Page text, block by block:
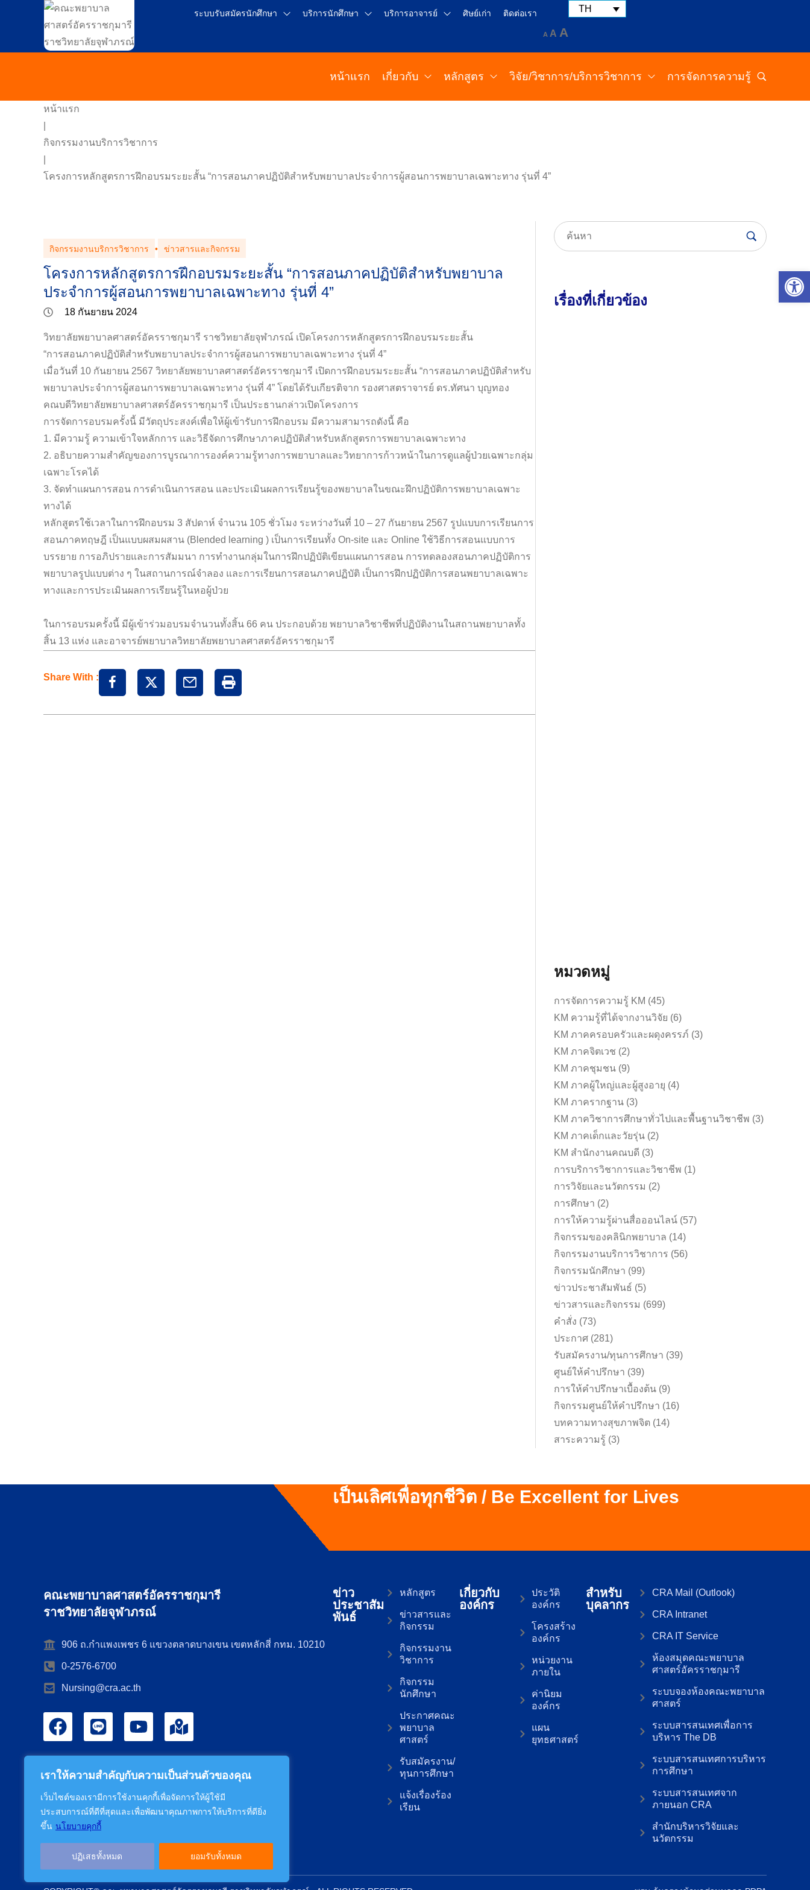
เราให้ความสำคัญกับความเป็นส่วนตัวของคุณ
เว็บไซต์ของเรามีการใช้งานคุกกี้เพื่อจัดการให้ผู้ใช้มี
ประสบการณ์ที่ดีที่สุดและเพื่อพัฒนาคุณภาพการให้บริการที่ดียิ่ง
ขึ้น นโยบายคุกกี้
ปฏิเสธทั้งหมด ยอมรับทั้งหมด
ระบบรับสมัครนักศึกษา บริการนักศึกษา บริการอาจารย์ ศิษย์เก่า ติดต่อเรา
A A A
TH
หน้าแรก เกี่ยวกับ หลักสูตร วิจัย/วิชาการ/บริการวิชาการ การจัดการความรู้
หน้าแรก
กิจกรรมงานบริการวิชาการ
โครงการหลักสูตรการฝึกอบรมระยะสั้น “การสอนภาคปฏิบัติสำหรับพยาบาลประจำการผู้สอนการพยาบาลเฉพาะทาง รุ่นที่ 4”
กิจกรรมงานบริการวิชาการ • ข่าวสารและกิจกรรม
โครงการหลักสูตรการฝึกอบรมระยะสั้น “การสอนภาคปฏิบัติสำหรับพยาบาล
ประจำการผู้สอนการพยาบาลเฉพาะทาง รุ่นที่ 4”
18 กันยายน 2024
วิทยาลัยพยาบาลศาสตร์อัครราชกุมารี ราชวิทยาลัยจุฬาภรณ์ เปิดโครงการหลักสูตรการฝึกอบรมระยะสั้น
“การสอนภาคปฏิบัติสำหรับพยาบาลประจำการผู้สอนการพยาบาลเฉพาะทาง รุ่นที่ 4”
เมื่อวันที่ 10 กันยายน 2567 วิทยาลัยพยาบาลศาสตร์อัครราชกุมารี เปิดการฝึกอบรมระยะสั้น “การสอนภาคปฏิบัติสำหรับ
พยาบาลประจำการผู้สอนการพยาบาลเฉพาะทาง รุ่นที่ 4” โดยได้รับเกียรติจาก รองศาสตราจารย์ ดร.ทัศนา บุญทอง
คณบดีวิทยาลัยพยาบาลศาสตร์อัครราชกุมารี เป็นประธานกล่าวเปิดโครงการ
การจัดการอบรมครั้งนี้ มีวัตถุประสงค์เพื่อให้ผู้เข้ารับการฝึกอบรม มีความสามารถดังนี้ คือ
1. มีความรู้ ความเข้าใจหลักการ และวิธีจัดการศึกษาภาคปฏิบัติสำหรับหลักสูตรการพยาบาลเฉพาะทาง
2. อธิบายความสำคัญของการบูรณาการองค์ความรู้ทางการพยาบาลและวิทยาการก้าวหน้าในการดูแลผู้ป่วยเฉพาะกลุ่ม
เฉพาะโรคได้
3. จัดทำแผนการสอน การดำเนินการสอน และประเมินผลการเรียนรู้ของพยาบาลในขณะฝึกปฏิบัติการพยาบาลเฉพาะ
ทางได้
หลักสูตรใช้เวลาในการฝึกอบรม 3 สัปดาห์ จำนวน 105 ชั่วโมง ระหว่างวันที่ 10 – 27 กันยายน 2567 รูปแบบการเรียนการ
สอนภาคทฤษฎี เป็นแบบผสมผสาน (Blended learning ) เป็นการเรียนทั้ง On-site และ Online ใช้วิธีการสอนแบบการ
บรรยาย การอภิปรายและการสัมมนา การทำงานกลุ่มในการฝึกปฏิบัติเขียนแผนการสอน การทดลองสอนภาคปฏิบัติการ
พยาบาลรูปแบบต่าง ๆ ในสถานการณ์จำลอง และการเรียนการสอนภาคปฏิบัติ เป็นการฝึกปฏิบัติการสอนพยาบาลเฉพาะ
ทางและการประเมินผลการเรียนรู้ในหอผู้ป่วย
ในการอบรมครั้งนี้ มีผู้เข้าร่วมอบรมจำนวนทั้งสิ้น 66 คน ประกอบด้วย พยาบาลวิชาชีพที่ปฏิบัติงานในสถานพยาบาลทั้ง
สิ้น 13 แห่ง และอาจารย์พยาบาลวิทยาลัยพยาบาลศาสตร์อัครราชกุมารี
Share With :
เรื่องที่เกี่ยวข้อง
หมวดหมู่
การจัดการความรู้ KM (45)
KM ความรู้ที่ได้จากงานวิจัย (6)
KM ภาคครอบครัวและผดุงครรภ์ (3)
KM ภาคจิตเวช (2)
KM ภาคชุมชน (9)
KM ภาคผู้ใหญ่และผู้สูงอายุ (4)
KM ภาครากฐาน (3)
KM ภาควิชาการศึกษาทั่วไปและพื้นฐานวิชาชีพ (3)
KM ภาคเด็กและวัยรุ่น (2)
KM สำนักงานคณบดี (3)
การบริการวิชาการและวิชาชีพ (1)
การวิจัยและนวัตกรรม (2)
การศึกษา (2)
การให้ความรู้ผ่านสื่อออนไลน์ (57)
กิจกรรมของคลินิกพยาบาล (14)
กิจกรรมงานบริการวิชาการ (56)
กิจกรรมนักศึกษา (99)
ข่าวประชาสัมพันธ์ (5)
ข่าวสารและกิจกรรม (699)
คำสั่ง (73)
ประกาศ (281)
รับสมัครงาน/ทุนการศึกษา (39)
ศูนย์ให้คำปรึกษา (39)
การให้คำปรึกษาเบื้องต้น (9)
กิจกรรมศูนย์ให้คำปรึกษา (16)
บทความทางสุขภาพจิต (14)
สาระความรู้ (3)
เป็นเลิศเพื่อทุกชีวิต / Be Excellent for Lives
คณะพยาบาลศาสตร์อัครราชกุมารี
ราชวิทยาลัยจุฬาภรณ์
906 ถ.กำแพงเพชร 6 แขวงตลาดบางเขน เขตหลักสี่ กทม. 10210
0-2576-6700
Nursing@cra.ac.th
ข่าว
ประชาสัม
พันธ์
หลักสูตร
ข่าวสารและ
กิจกรรม
กิจกรรมงาน
วิชาการ
กิจกรรม
นักศึกษา
ประกาศคณะ
พยาบาล
ศาสตร์
รับสมัครงาน/
ทุนการศึกษา
แจ้งเรื่องร้อง
เรียน
เกี่ยวกับ
องค์กร
ประวัติ
องค์กร
โครงสร้าง
องค์กร
หน่วยงาน
ภายใน
ค่านิยม
องค์กร
แผน
ยุทธศาสตร์
สำหรับ
บุคลากร
CRA Mail (Outlook)
CRA Intranet
CRA IT Service
ห้องสมุดคณะพยาบาล
ศาสตร์อัครราชกุมารี
ระบบจองห้องคณะพยาบาล
ศาสตร์
ระบบสารสนเทศเพื่อการ
บริหาร The DB
ระบบสารสนเทศการบริหาร
การศึกษา
ระบบสารสนเทศจาก
ภายนอก CRA
สำนักบริหารวิจัยและ
นวัตกรรม